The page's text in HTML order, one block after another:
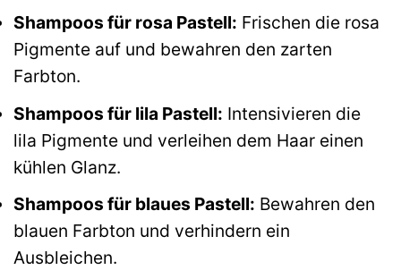
Shampoos für rosa Pastell: Frischen die rosa
Pigmente auf und bewahren den zarten
Farbton.
Shampoos für lila Pastell: Intensivieren die
lila Pigmente und verleihen dem Haar einen
kühlen Glanz.
Shampoos für blaues Pastell: Bewahren den
blauen Farbton und verhindern ein
Ausbleichen.